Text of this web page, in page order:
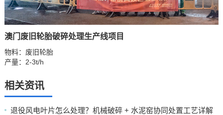
澳门废旧轮胎破碎处理生产线项目
物料：废旧轮胎
产量：2-3t/h
相关资讯
退役风电叶片怎么处理？机械破碎 + 水泥窑协同处置工艺详解